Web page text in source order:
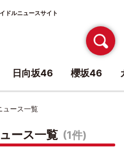
ドルニュースサイト
ュース一覧
ース一覧 (1件)
日向坂46 櫻坂46